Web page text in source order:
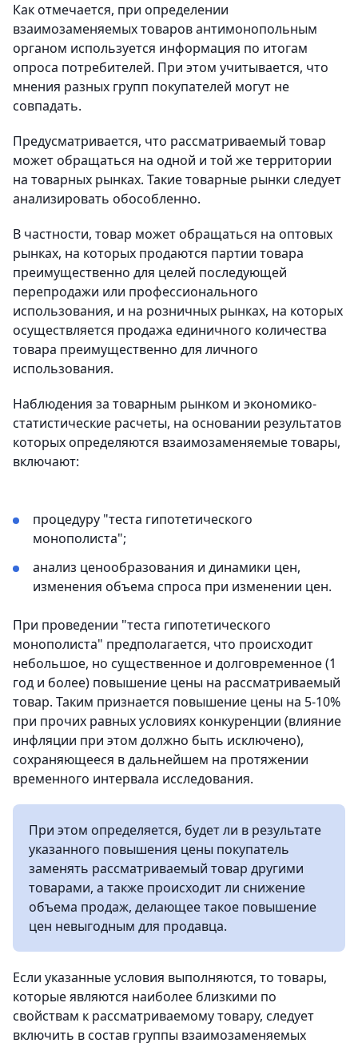
Как отмечается, при определении
взаимозаменяемых товаров антимонопольным
органом используется информация по итогам
опроса потребителей. При этом учитывается, что
мнения разных групп покупателей могут не
совпадать.
Предусматривается, что рассматриваемый товар
может обращаться на одной и той же территории
на товарных рынках. Такие товарные рынки следует
анализировать обособленно.
В частности, товар может обращаться на оптовых
рынках, на которых продаются партии товара
преимущественно для целей последующей
перепродажи или профессионального
использования, и на розничных рынках, на которых
осуществляется продажа единичного количества
товара преимущественно для личного
использования.
Наблюдения за товарным рынком и экономико-
статистические расчеты, на основании результатов
которых определяются взаимозаменяемые товары,
включают:
процедуру "теста гипотетического
монополиста";
анализ ценообразования и динамики цен,
изменения объема спроса при изменении цен.
При проведении "теста гипотетического
монополиста" предполагается, что происходит
небольшое, но существенное и долговременное (1
год и более) повышение цены на рассматриваемый
товар. Таким признается повышение цены на 5-10%
при прочих равных условиях конкуренции (влияние
инфляции при этом должно быть исключено),
сохраняющееся в дальнейшем на протяжении
временного интервала исследования.
При этом определяется, будет ли в результате
указанного повышения цены покупатель
заменять рассматриваемый товар другими
товарами, а также происходит ли снижение
объема продаж, делающее такое повышение
цен невыгодным для продавца.
Если указанные условия выполняются, то товары,
которые являются наиболее близкими по
свойствам к рассматриваемому товару, следует
включить в состав группы взаимозаменяемых